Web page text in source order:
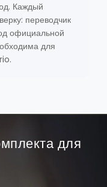
Каждый
переводчик
официальной
для
для